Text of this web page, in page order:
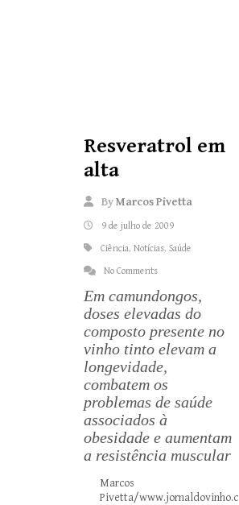
Resveratrol em
alta
ByMarcos Pivetta
9 de julho de 2009
Ciência, Notícias, Saúde
No Comments
Em camundongos,
doses elevadas do
composto presente no
vinho tinto elevam a
longevidade,
combatem os
problemas de saúde
associados à
obesidade e aumentam
a resistência muscular
Marcos
Pivetta/www.jornaldovinho.c